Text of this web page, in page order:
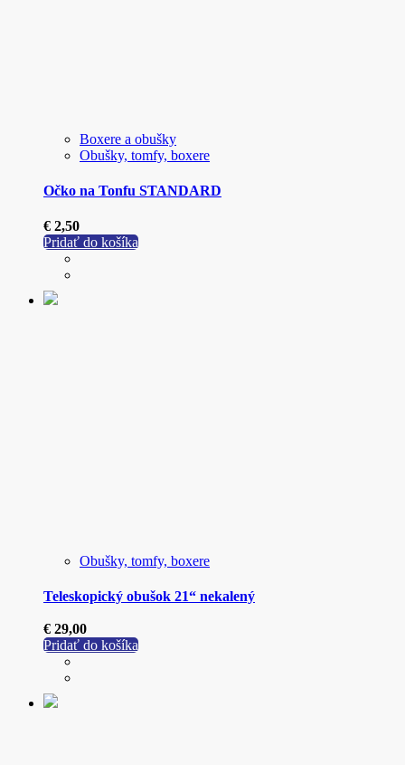
Boxere a obušky
Obušky, tomfy, boxere
Očko na Tonfu STANDARD
€ 2,50
Pridať do košíka
Obušky, tomfy, boxere
Teleskopický obušok 21“ nekalený
€ 29,00
Pridať do košíka